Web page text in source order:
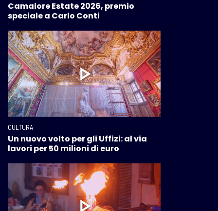
Camaiore Estate 2026, premio
speciale a Carlo Conti
CULTURA
Un nuovo volto per gli Uffizi: al via
lavori per 50 milioni di euro